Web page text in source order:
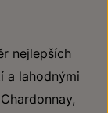
nejlepších
a lahodnými